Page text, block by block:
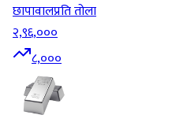
छापावालप्रति तोला
२,९६,०००
८,०००